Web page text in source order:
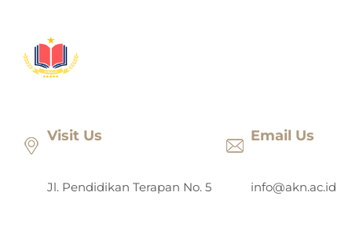
konten
Visit Us
Jl. Pendidikan Terapan No. 5
Email Us
info@akn.ac.id